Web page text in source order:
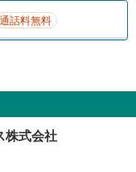
通話料無料
式会社